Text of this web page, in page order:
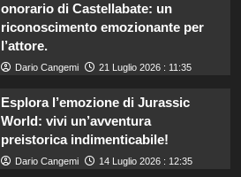
onorario di Castellabate: un
riconoscimento emozionante per
l’attore.
Dario Cangemi 21 Luglio 2026 : 11:35
Esplora l’emozione di Jurassic
World: vivi un’avventura
preistorica indimenticabile!
Dario Cangemi 14 Luglio 2026 : 12:35